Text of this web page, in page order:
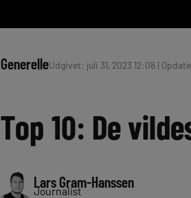
GenerelleUdgivet: juli 31, 2023 12:08 |
Top 10: De
Lars Gram-Hanssen
Journalist